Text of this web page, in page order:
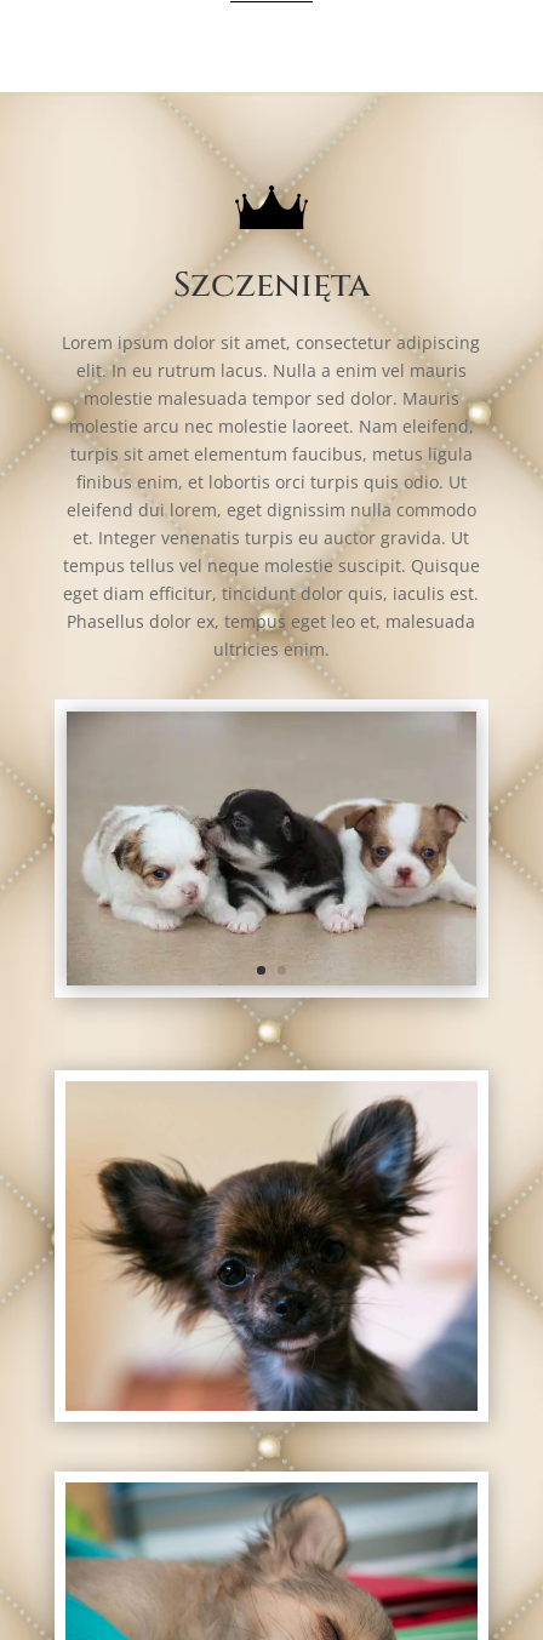
Szczenięta
Lorem ipsum dolor sit amet, consectetur adipiscing
elit. In eu rutrum lacus. Nulla a enim vel mauris
molestie malesuada tempor sed dolor. Mauris
molestie arcu nec molestie laoreet. Nam eleifend,
turpis sit amet elementum faucibus, metus ligula
finibus enim, et lobortis orci turpis quis odio. Ut
eleifend dui lorem, eget dignissim nulla commodo
et. Integer venenatis turpis eu auctor gravida. Ut
tempus tellus vel neque molestie suscipit. Quisque
eget diam efficitur, tincidunt dolor quis, iaculis est.
Phasellus dolor ex, tempus eget leo et, malesuada
ultricies enim.